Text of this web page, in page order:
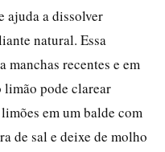
ajuda a dissolver
natural. Essa
manchas recentes e em
limão pode clarear
em um balde com
de sal e deixe de molho